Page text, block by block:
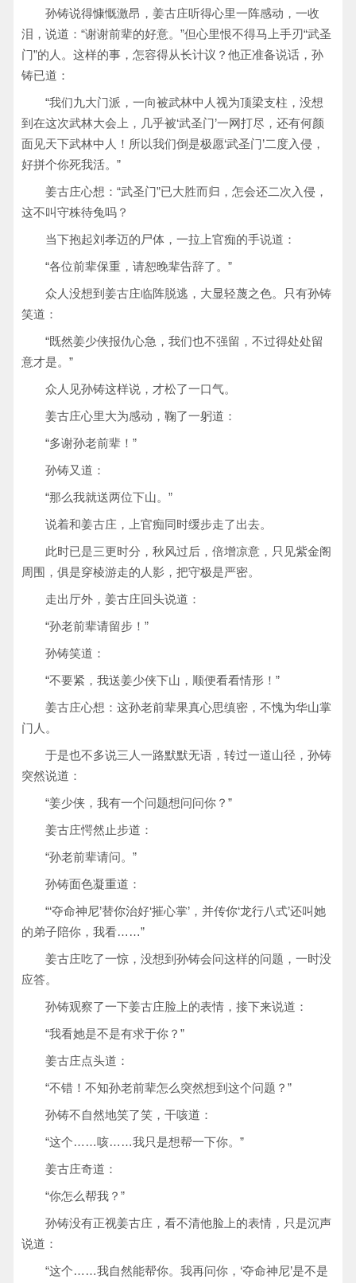
孙铸说得慷慨激昂，姜古庄听得心里一阵感动，一收
泪，说道：“谢谢前辈的好意。”但心里恨不得马上手刃“武圣
门”的人。这样的事，怎容得从长计议？他正准备说话，孙
铸已道：
“我们九大门派，一向被武林中人视为顶梁支柱，没想
到在这次武林大会上，几乎被‘武圣门’一网打尽，还有何颜
面见天下武林中人！所以我们倒是极愿‘武圣门’二度入侵，
好拼个你死我活。”
姜古庄心想：“武圣门”已大胜而归，怎会还二次入侵，
这不叫守株待兔吗？
当下抱起刘孝迈的尸体，一拉上官痴的手说道：
“各位前辈保重，请恕晚辈告辞了。”
众人没想到姜古庄临阵脱逃，大显轻蔑之色。只有孙铸
笑道：
“既然姜少侠报仇心急，我们也不强留，不过得处处留
意才是。”
众人见孙铸这样说，才松了一口气。
姜古庄心里大为感动，鞠了一躬道：
“多谢孙老前辈！”
孙铸又道：
“那么我就送两位下山。”
说着和姜古庄，上官痴同时缓步走了出去。
此时已是三更时分，秋风过后，倍增凉意，只见紫金阁
周围，俱是穿棱游走的人影，把守极是严密。
走出厅外，姜古庄回头说道：
“孙老前辈请留步！”
孙铸笑道：
“不要紧，我送姜少侠下山，顺便看看情形！”
姜古庄心想：这孙老前辈果真心思缜密，不愧为华山掌
门人。
于是也不多说三人一路默默无语，转过一道山径，孙铸
突然说道：
“姜少侠，我有一个问题想问问你？”
姜古庄愕然止步道：
“孙老前辈请问。”
孙铸面色凝重道：
“‘夺命神尼’替你治好‘摧心掌’，并传你‘龙行八式’还叫她
的弟子陪你，我看……”
姜古庄吃了一惊，没想到孙铸会问这样的问题，一时没
应答。
孙铸观察了一下姜古庄脸上的表情，接下来说道：
“我看她是不是有求于你？”
姜古庄点头道：
“不错！不知孙老前辈怎么突然想到这个问题？”
孙铸不自然地笑了笑，干咳道：
“这个……咳……我只是想帮一下你。”
姜古庄奇道：
“你怎么帮我？”
孙铸没有正视姜古庄，看不清他脸上的表情，只是沉声
说道：
“这个……我自然能帮你。我再问你，‘夺命神尼’是不是